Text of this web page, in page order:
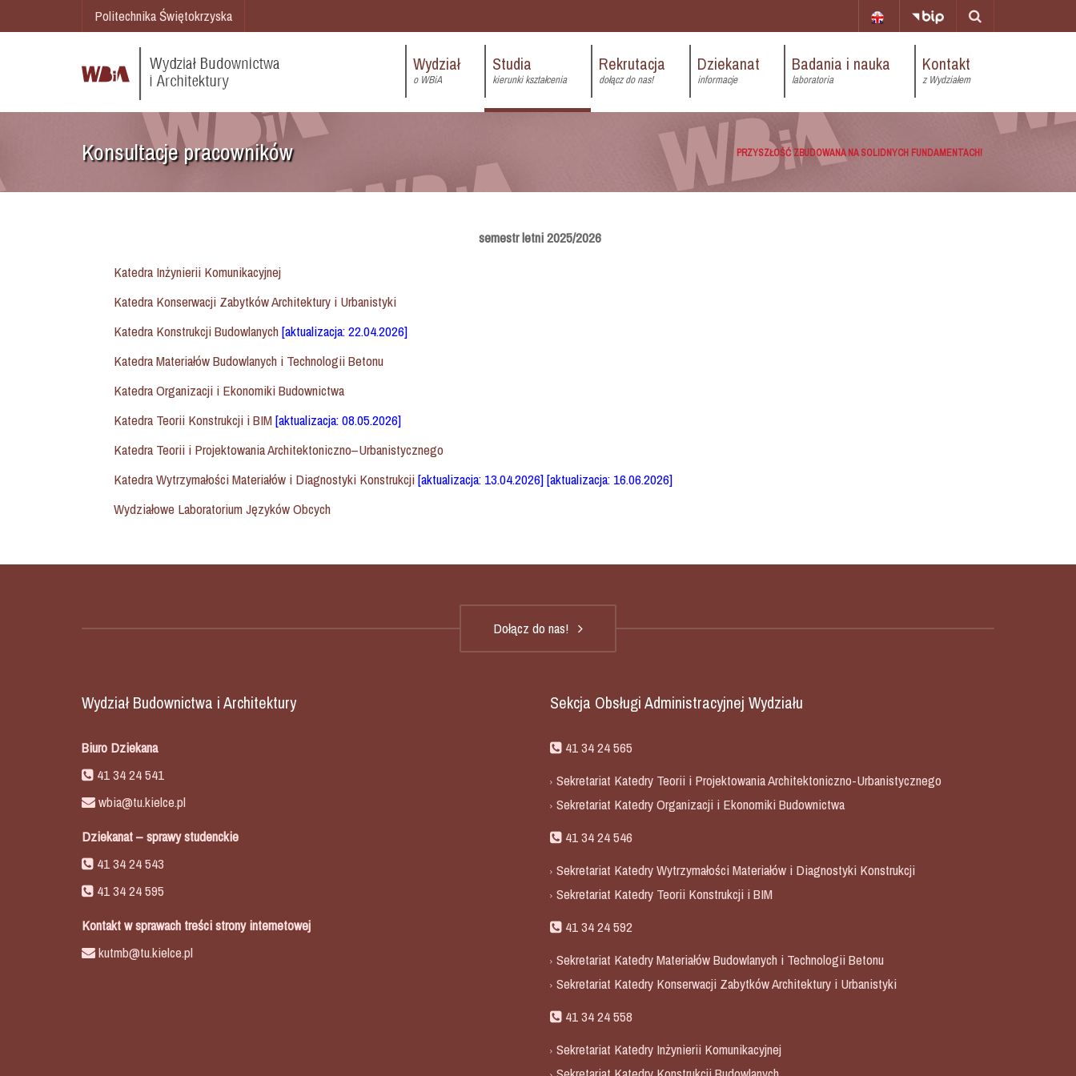
Politechnika Świętokrzyska
Wydział
o WBiA
Studia
kierunki kształcenia
Rekrutacja
dołącz do nas!
Dziekanat
informacje
Badania i nauka
laboratoria
Kontakt
z Wydziałem
Konsultacje pracowników PRZYSZŁOŚĆ ZBUDOWANA NA SOLIDNYCH FUNDAMENTACH!
semestr letni 2025/2026
Katedra Inżynierii Komunikacyjnej
Katedra Konserwacji Zabytków Architektury i Urbanistyki
Katedra Konstrukcji Budowlanych[aktualizacja: 22.04.2026]
Katedra Materiałów Budowlanych i Technologii Betonu
Katedra Organizacji i Ekonomiki Budownictwa
Katedra Teorii Konstrukcji i BIM[aktualizacja: 08.05.2026]
Katedra Teorii i Projektowania Architektoniczno–Urbanistycznego
Katedra Wytrzymałości Materiałów i Diagnostyki Konstrukcji[aktualizacja: 13.04.2026] [aktualizacja: 16.06.2026]
Wydziałowe Laboratorium Języków Obcych
Dołącz do nas!
Wydział Budownictwa i Architektury
Biuro Dziekana
41 34 24 541
wbia@tu.kielce.pl
Dziekanat – sprawy studenckie
41 34 24 543
41 34 24 595
Kontakt w sprawach treści strony internetowej
kutmb@tu.kielce.pl
Sekcja Obsługi Administracyjnej Wydziału
41 34 24 565
Sekretariat Katedry Teorii i Projektowania Architektoniczno-Urbanistycznego
Sekretariat Katedry Organizacji i Ekonomiki Budownictwa
41 34 24 546
Sekretariat Katedry Wytrzymałości Materiałów i Diagnostyki Konstrukcji
Sekretariat Katedry Teorii Konstrukcji i BIM
41 34 24 592
Sekretariat Katedry Materiałów Budowlanych i Technologii Betonu
Sekretariat Katedry Konserwacji Zabytków Architektury i Urbanistyki
41 34 24 558
Sekretariat Katedry Inżynierii Komunikacyjnej